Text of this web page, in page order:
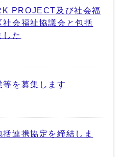
PROJECT及び社会福
会福祉協議会と包括
た
を募集します
連携協定を締結しま